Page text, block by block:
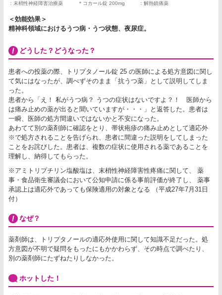
：末梢性神経障害治療薬
＊コカール錠 200mg ：解熱鎮痛薬
＜効能効果＞
精神科領域におけるうつ病・うつ状態、夜尿症。
どうした？どうなった？
患者への投薬の際、トリプタノール錠 25 の医師による処方意図に関し
て気にはなったが、調べずそのまま「抗うつ薬」として説明してしま
った。
患者から「え！ 私がうつ病？ うつの症状はないですよ？！ 医師から
は痛み止めの薬が出ると聞いていますが・・・」と返答した。患者は
一瞬、医師の処方間違いではないかと不安になった。
あわてて別の薬剤師に確認をとり、帯状疱疹の痛み止めとして適応外
※で処方されることを告げられ、患者に間違った説明をしてしまった
ことをお詫びした。患者は、複数の症状に使用される薬であることを
理解し、納得してもらった。
※アミトリプチリン塩酸塩は、末梢性神経障害性疼痛に関して、 薬
事・食品衛生審議会において公知申請に係る事前評価が終了し、 薬事
承認上は適応外であっても保険適用の対象となる （平成27年7月31日
付）
なぜ？
薬剤師は、トリプタノールの適応外使用に関して知識不足だった。処
方意図が不明で疑問をもったにもかかわらず、その時点で調べたり、
別の薬剤師にたずねたりしなかった。
ホットした！